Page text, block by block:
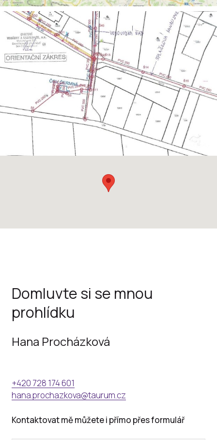
Domluvte si se mnou
prohlídku
Hana Procházková
+420 728 174 601
hana.prochazkova@taurum.cz
Kontaktovat mě můžete i přímo přes formulář